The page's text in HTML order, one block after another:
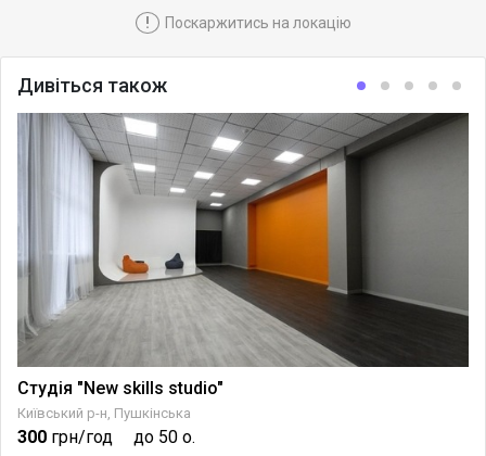
! Поскаржитись на локацію
Дивіться також
Студія "New skills studio"
Київський р-н, Пушкінська
300 грн/год до 50 о.